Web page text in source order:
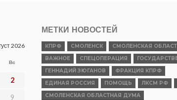
2026
Вс
2
9
МЕТКИ НОВОСТЕЙ
КПРФ СМОЛЕНСК
СМОЛЕНСКАЯ
ВАЖНОЕ
СПЕЦОПЕРАЦИЯ
ГЕННАДИЙ ЗЮГАНОВ
ФРАКЦИЯ КПРФ
ЕДИНАЯ РОССИЯ
ПОМОЩЬ ЛКСМ РФ
СМОЛЕНСКАЯ ОБЛАСТНАЯ ДУМА